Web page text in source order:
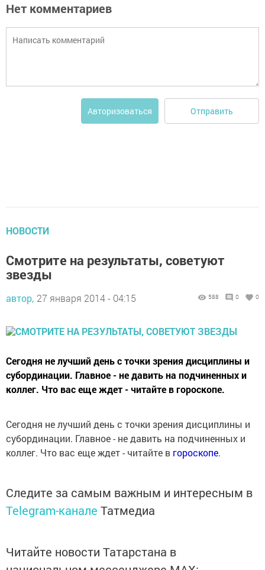
Нет комментариев
Авторизоваться Отправить
НОВОСТИ
Смотрите на результаты, советуют
звезды
автор, 27 января 2014 - 04:15 588 0 0
Сегодня не лучший день с точки зрения дисциплины и
субординации. Главное - не давить на подчиненных и
коллег. Что вас еще ждет - читайте в гороскопе.
Сегодня не лучший день с точки зрения дисциплины и
субординации. Главное - не давить на подчиненных и
коллег. Что вас еще ждет - читайте в гороскопе.
Следите за самым важным и интересным в
Telegram-канале Татмедиа
Читайте новости Татарстана в